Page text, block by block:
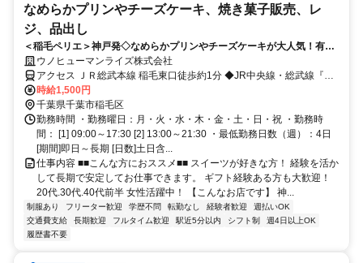
なめらかプリンやチーズケーキ、焼き菓子販売、レ
ジ、品出し
＜稲毛ペリエ＞神戸発◇なめらかプリンやチーズケーキが大人気！有名
店で洋菓子販売◇1500円◇実働時間内に着替え時間あり
ウノヒューマンライズ株式会社
アクセス ＪＲ総武本線 稲毛東口徒歩約1分 ◆JR中央線・総武線『稲
毛駅』徒歩3分
時給1,500円
千葉県千葉市稲毛区
勤務時間 ・勤務曜日：月・火・水・木・金・土・日・祝 ・勤務時
間： [1] 09:00～17:30 [2] 13:00～21:30 ・最低勤務日数（週）：4日
[期間]即日～長期 [日数]土日含...
仕事内容 ■■こんな方におススメ■■ スイーツが好きな方！ 経験を活か
して長期で安定してお仕事できます。 ギフト経験ある方も大歓迎！
20代.30代.40代前半 女性活躍中！ 【こんなお店です】 神...
制服あり フリーター歓迎 学歴不問 転勤なし 経験者歓迎
週払いOK
交通費支給
長期歓迎 フルタイム歓迎 駅近5分以内 シフト制
週4日以上OK
履歴書不要